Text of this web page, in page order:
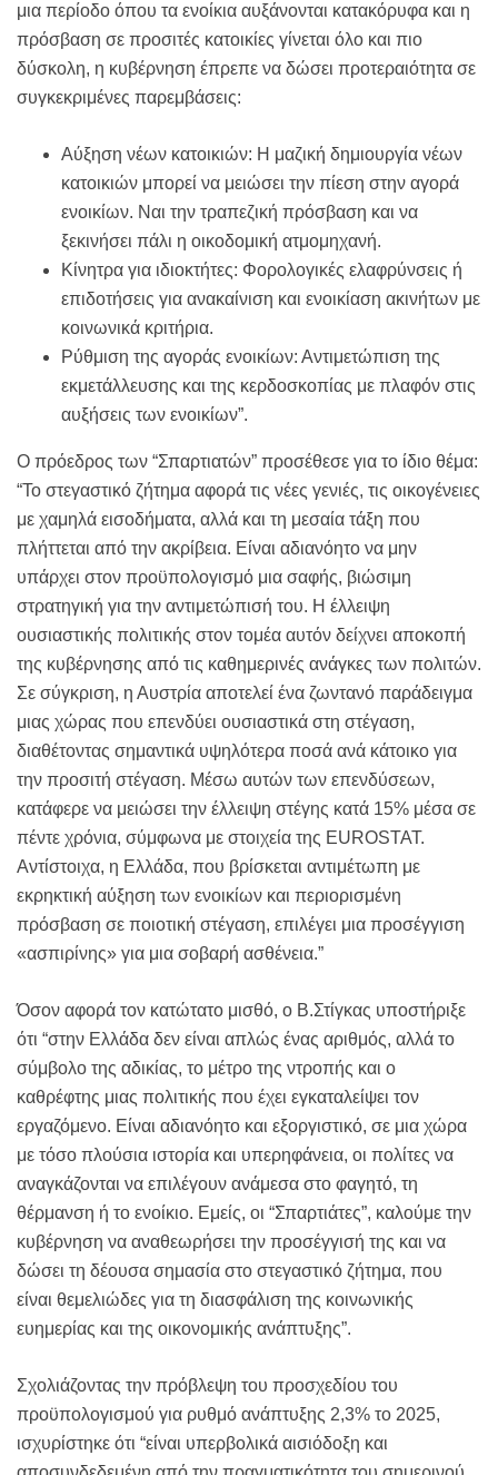
μια περίοδο όπου τα ενοίκια αυξάνονται κατακόρυφα και η
πρόσβαση σε προσιτές κατοικίες γίνεται όλο και πιο
δύσκολη, η κυβέρνηση έπρεπε να δώσει προτεραιότητα σε
συγκεκριμένες παρεμβάσεις:
Αύξηση νέων κατοικιών: Η μαζική δημιουργία νέων
κατοικιών μπορεί να μειώσει την πίεση στην αγορά
ενοικίων. Ναι την τραπεζική πρόσβαση και να
ξεκινήσει πάλι η οικοδομική ατμομηχανή.
Κίνητρα για ιδιοκτήτες: Φορολογικές ελαφρύνσεις ή
επιδοτήσεις για ανακαίνιση και ενοικίαση ακινήτων με
κοινωνικά κριτήρια.
Ρύθμιση της αγοράς ενοικίων: Αντιμετώπιση της
εκμετάλλευσης και της κερδοσκοπίας με πλαφόν στις
αυξήσεις των ενοικίων”.
Ο πρόεδρος των “Σπαρτιατών” προσέθεσε για το ίδιο θέμα:
“Το στεγαστικό ζήτημα αφορά τις νέες γενιές, τις οικογένειες
με χαμηλά εισοδήματα, αλλά και τη μεσαία τάξη που
πλήττεται από την ακρίβεια. Είναι αδιανόητο να μην
υπάρχει στον προϋπολογισμό μια σαφής, βιώσιμη
στρατηγική για την αντιμετώπισή του. Η έλλειψη
ουσιαστικής πολιτικής στον τομέα αυτόν δείχνει αποκοπή
της κυβέρνησης από τις καθημερινές ανάγκες των πολιτών.
Σε σύγκριση, η Αυστρία αποτελεί ένα ζωντανό παράδειγμα
μιας χώρας που επενδύει ουσιαστικά στη στέγαση,
διαθέτοντας σημαντικά υψηλότερα ποσά ανά κάτοικο για
την προσιτή στέγαση. Μέσω αυτών των επενδύσεων,
κατάφερε να μειώσει την έλλειψη στέγης κατά 15% μέσα σε
πέντε χρόνια, σύμφωνα με στοιχεία της EUROSTAT.
Αντίστοιχα, η Ελλάδα, που βρίσκεται αντιμέτωπη με
εκρηκτική αύξηση των ενοικίων και περιορισμένη
πρόσβαση σε ποιοτική στέγαση, επιλέγει μια προσέγγιση
«ασπιρίνης» για μια σοβαρή ασθένεια.”
Όσον αφορά τον κατώτατο μισθό, ο Β.Στίγκας υποστήριξε
ότι “στην Ελλάδα δεν είναι απλώς ένας αριθμός, αλλά το
σύμβολο της αδικίας, το μέτρο της ντροπής και ο
καθρέφτης μιας πολιτικής που έχει εγκαταλείψει τον
εργαζόμενο. Είναι αδιανόητο και εξοργιστικό, σε μια χώρα
με τόσο πλούσια ιστορία και υπερηφάνεια, οι πολίτες να
αναγκάζονται να επιλέγουν ανάμεσα στο φαγητό, τη
θέρμανση ή το ενοίκιο. Εμείς, οι “Σπαρτιάτες”, καλούμε την
κυβέρνηση να αναθεωρήσει την προσέγγισή της και να
δώσει τη δέουσα σημασία στο στεγαστικό ζήτημα, που
είναι θεμελιώδες για τη διασφάλιση της κοινωνικής
ευημερίας και της οικονομικής ανάπτυξης”.
Σχολιάζοντας την πρόβλεψη του προσχεδίου του
προϋπολογισμού για ρυθμό ανάπτυξης 2,3% το 2025,
ισχυρίστηκε ότι “είναι υπερβολικά αισιόδοξη και